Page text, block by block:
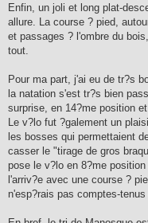
Enfin, un joli et long plat-
allure. La course ? pied,
et passages ? l'ombre du
tout.
Pour ma part, j'ai eu de tr?s
la natation s'est tr?s bien
surprise, en 14?me position
Le v?lo fut ?galement un
les bosses qui permettaient
casser le "tirage de gros
pose le v?lo en 8?me
l'arriv?e avec une course ?
n'esp?rais pas comptes-